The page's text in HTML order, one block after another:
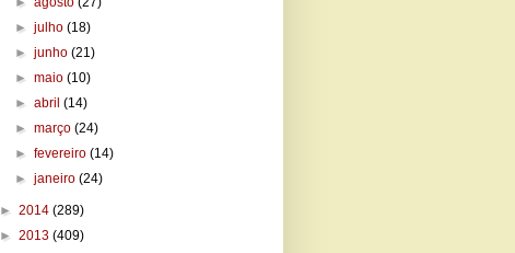
►julho(18)
►junho(21)
►maio(10)
►abril(14)
►março(24)
►fevereiro(14)
►janeiro(24)
► 2014 (289)
► 2013 (409)